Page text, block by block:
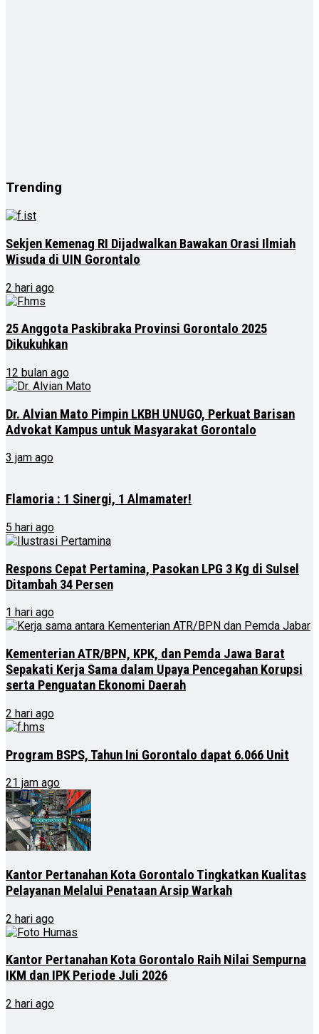
Trending
Sekjen Kemenag RI Dijadwalkan Bawakan Orasi Ilmiah
Wisuda di UIN Gorontalo
2 hari ago
25 Anggota Paskibraka Provinsi Gorontalo 2025
Dikukuhkan
12 bulan ago
Dr. Alvian Mato Pimpin LKBH UNUGO, Perkuat Barisan
Advokat Kampus untuk Masyarakat Gorontalo
3 jam ago
Flamoria : 1 Sinergi, 1 Almamater!
5 hari ago
Respons Cepat Pertamina, Pasokan LPG 3 Kg di Sulsel
Ditambah 34 Persen
1 hari ago
Kementerian ATR/BPN, KPK, dan Pemda Jawa Barat
Sepakati Kerja Sama dalam Upaya Pencegahan Korupsi
serta Penguatan Ekonomi Daerah
2 hari ago
Program BSPS, Tahun Ini Gorontalo dapat 6.066 Unit
21 jam ago
Kantor Pertanahan Kota Gorontalo Tingkatkan Kualitas
Pelayanan Melalui Penataan Arsip Warkah
2 hari ago
Kantor Pertanahan Kota Gorontalo Raih Nilai Sempurna
IKM dan IPK Periode Juli 2026
2 hari ago